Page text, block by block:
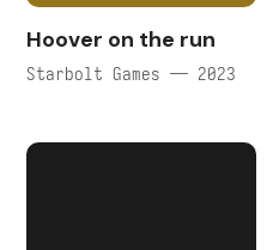
Hoover on the run
Starbolt Games — 2023